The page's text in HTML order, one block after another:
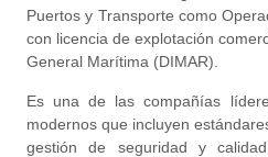
Puertos y Transporte como
con licencia de explotación
General Marítima (DIMAR).
Es una de las compañías
modernos que incluyen
gestión de seguridad y